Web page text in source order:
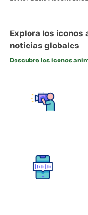
Explora los iconos
noticias globales
Descubre los iconos